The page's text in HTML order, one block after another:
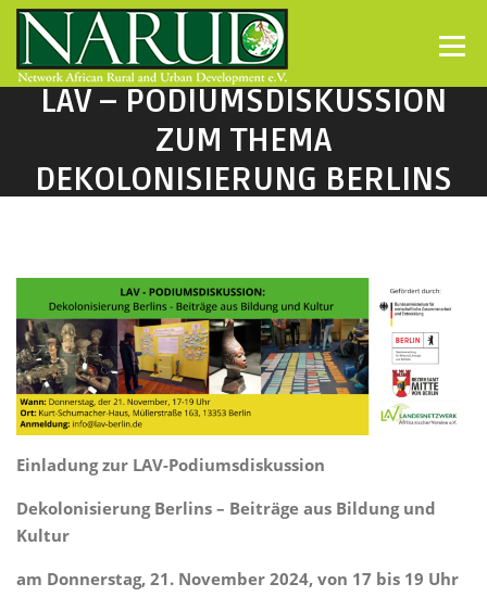
Direkt zum Inhalt
Menü
LAV – PODIUMSDISKUSSION
ZUM THEMA
DEKOLONISIERUNG BERLINS
Einladung zur LAV-Podiumsdiskussion
Dekolonisierung Berlins – Beiträge aus Bildung und
Kultur
am Donnerstag, 21. November 2024, von 17 bis 19 Uhr